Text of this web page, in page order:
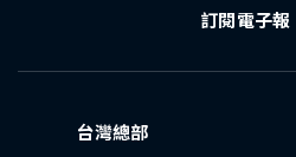
訂閱電子報
台灣總部